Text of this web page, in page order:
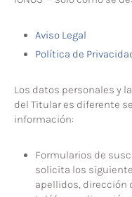
Aviso Legal
Política de
Los datos personales y
del Titular es diferente
información:
Formularios de
solicita los
apellidos, dirección